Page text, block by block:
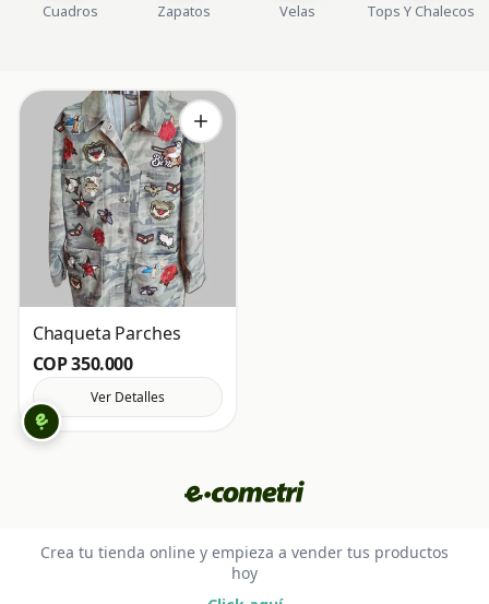
Cuadros Zapatos Velas Tops Y Chalecos
Chaqueta Parches
COP 350.000
Ver Detalles
Crea tu tienda online y empieza a vender tus productos
hoy